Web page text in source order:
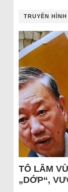
TRUYỀN HÌNH
TÔ LÂM
„DỚP“,